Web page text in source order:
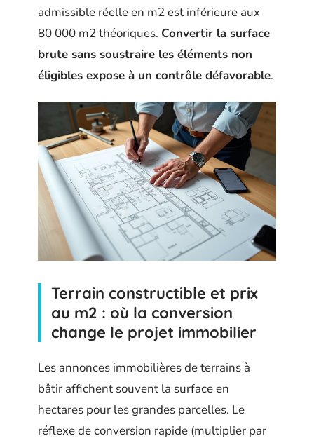
admissible réelle en m2 est inférieure aux
80 000 m2 théoriques. Convertir la surface
brute sans soustraire les éléments non
éligibles expose à un contrôle défavorable.
Terrain constructible et prix
au m2 : où la conversion
change le projet immobilier
Les annonces immobilières de terrains à
bâtir affichent souvent la surface en
hectares pour les grandes parcelles. Le
réflexe de conversion rapide (multiplier par